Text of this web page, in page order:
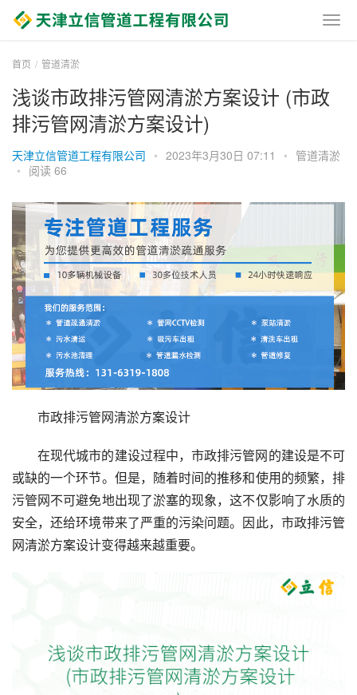
首页 管道清淤
浅谈市政排污管网清淤方案设计 (市政
排污管网清淤方案设计)
天津立信管道工程有限公司 • 2023年3月30日 07:11 • 管道清淤
• 阅读 66
市政排污管网清淤方案设计
在现代城市的建设过程中，市政排污管网的建设是不可
或缺的一个环节。但是，随着时间的推移和使用的频繁，排
污管网不可避免地出现了淤塞的现象，这不仅影响了水质的
安全，还给环境带来了严重的污染问题。因此，市政排污管
网清淤方案设计变得越来越重要。